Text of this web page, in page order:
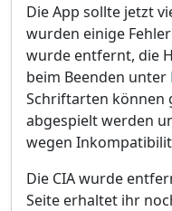
Die App sollte jetzt
wurden einige
wurde entfernt, die
beim Beenden unter
Schriftarten können
abgespielt werden
wegen
Die CIA wurde
Seite erhaltet ihr